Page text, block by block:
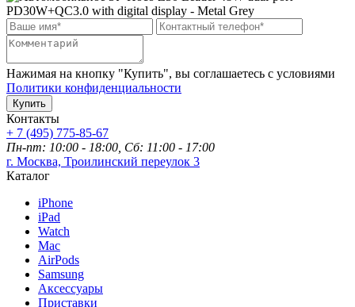
Нажимая на кнопку "Купить", вы соглашаетесь с условиями
Политики конфиденциальности
Купить
Контакты
+ 7 (495) 775-85-67
Пн-пт: 10:00 - 18:00, Сб: 11:00 - 17:00
г. Москва, Троилинский переулок 3
Каталог
iPhone
iPad
Watch
Mac
AirPods
Samsung
Аксессуары
Приставки